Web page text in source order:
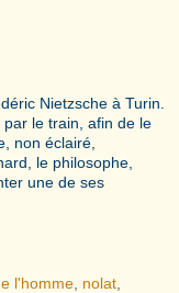
Nietzsche à Turin.
le train, afin de le
non éclairé,
le philosophe,
une de ses
l'homme nolat